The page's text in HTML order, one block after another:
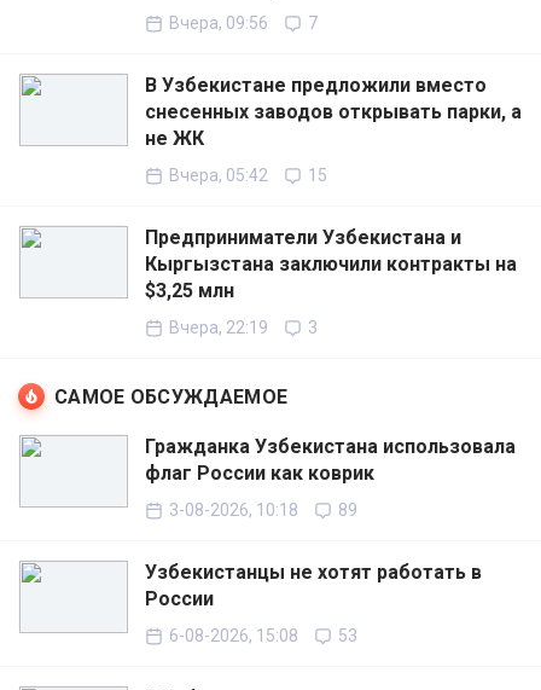
Вчера, 09:56 7
В Узбекистане предложили вместо
снесенных заводов открывать парки, а
не ЖК
Вчера, 05:42 15
Предприниматели Узбекистана и
Кыргызстана заключили контракты на
$3,25 млн
Вчера, 22:19 3
САМОЕ ОБСУЖДАЕМОЕ
Гражданка Узбекистана использовала
флаг России как коврик
3-08-2026, 10:18 89
Узбекистанцы не хотят работать в
России
6-08-2026, 15:08 53